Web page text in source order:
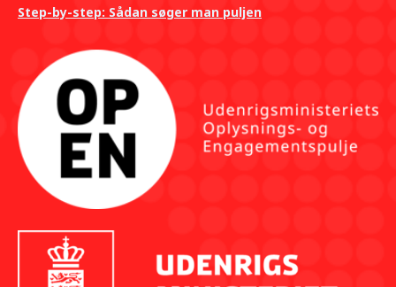
Step-by-step: Sådan søger man puljen